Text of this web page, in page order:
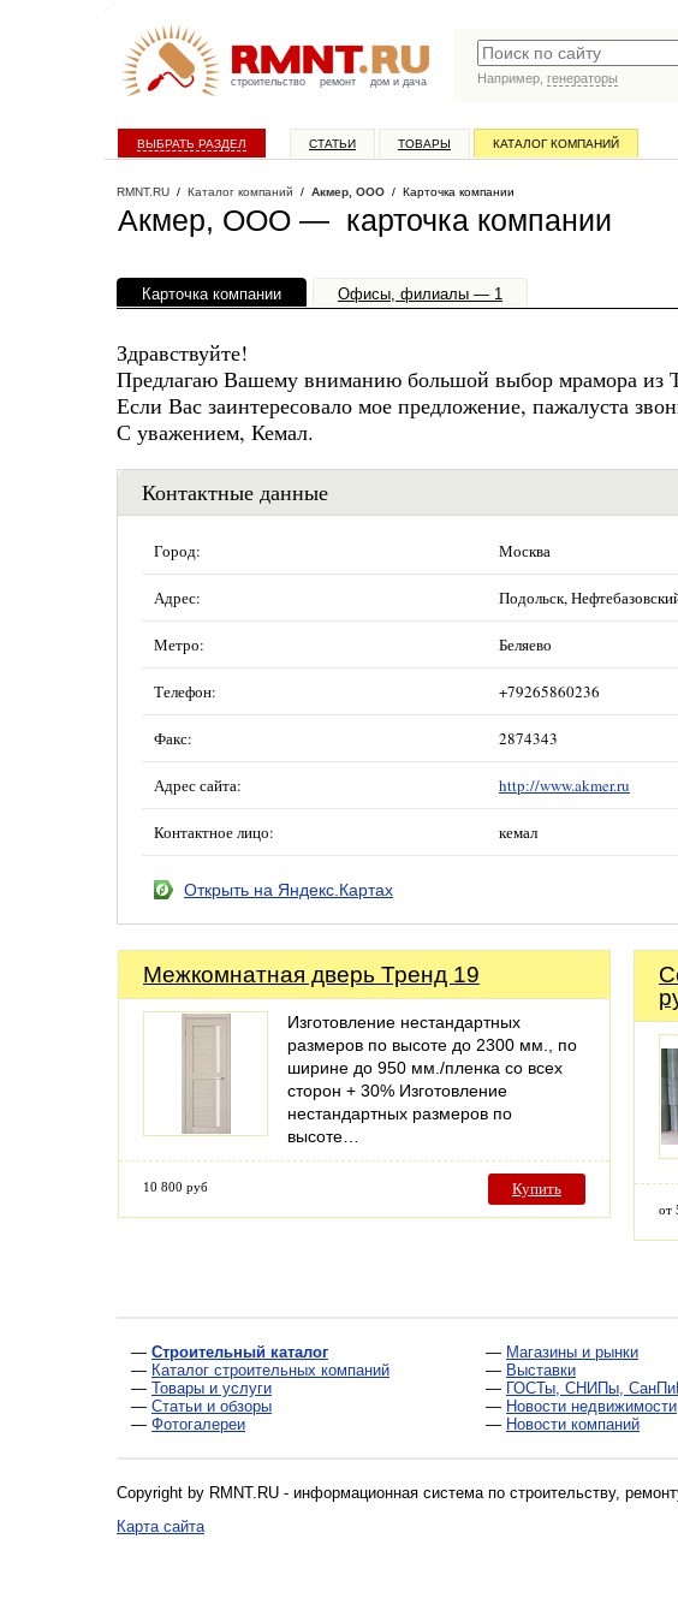
строительство ремонт дом и дача
Например, генераторы
ВЫБРАТЬ РАЗДЕЛ СТАТЬИ ТОВАРЫ КАТАЛОГ КОМПАНИЙ
RMNT.RU / Каталог компаний / Акмер, ООО / Карточка компании
Акмер, ООО — карточка компании
Карточка компании Офисы, филиалы — 1
Здравствуйте!
Предлагаю Вашему вниманию большой выбор мрамора из
Если Вас заинтересовало мое предложение, пажалуста
С уважением, Кемал.
Контактные данные
Город: Москва
Адрес: Подольск,
Метро: Беляево
Телефон: +79265860236
Факс: 2874343
Адрес сайта: http://www.akmer.ru
Контактное лицо: кемал
Открыть на Яндекс.Картах
Межкомнатная дверь Тренд 19
Изготовление нестандартных
размеров по высоте до 2300 мм., по
ширине до 950 мм./пленка со всех
сторон + 30% Изготовление
нестандартных размеров по
высоте…
10 800 руб Купить
от
— Строительный каталог
— Каталог строительных компаний
— Товары и услуги
— Статьи и обзоры
— Фотогалереи
— Магазины и рынки
— Выставки
— ГОСТы, СНИПы,
— Новости недвижимости
— Новости компаний
Copyright by RMNT.RU - информационная система по строительству,
Карта сайта